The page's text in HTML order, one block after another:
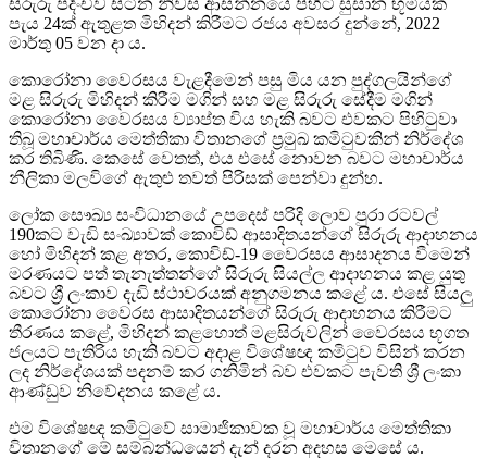
පැය 24ක් ඇතුළත මිහිදන් කිරීමට රජය අවසර දුන්නේ, 2022
මාර්තු 05 වන දා ය.
කොරෝනා වෛරසය වැළදීමෙන් පසු මිය යන පුද්ගලයින්ගේ
මළ සිරුරු මිහිදන් කිරීම මගින් සහ මළ සිරුරු සේදීම මගින්
කොරෝනා වෛරසය ව්‍යාප්ත විය හැකි බවට එවකට පිහිටුවා
තිබූ මහාචාර්ය මෙත්තිකා විතානගේ ප්‍රමුඛ කමිටුවකින් නිර්දේශ
කර තිබිණි. කෙසේ වෙතත්, එය එසේ නොවන බවට මහාචාර්ය
නීලිකා මලවිගේ ඇතුළු තවත් පිරිසක් පෙන්වා දුන්හ.
ලෝක සෞඛ්‍ය සංවිධානයේ උපදෙස් පරිදි ලොව පුරා රටවල්
190කට වැඩි සංඛ්‍යාවක් කොවිඩ් ආසාදිතයන්ගේ සිරුරු ආදාහනය
හෝ මිහිදන් කළ අතර, කොවිඩ්-19 වෛරසය ආසාදනය වීමෙන්
මරණයට පත් තැනැත්තන්ගේ සිරුරු සියල්ල ආදාහනය කළ යුතු
බවට ශ්‍රී ලංකාව දැඩි ස්ථාවරයක් අනුගමනය කළේ ය. එසේ සියලු
කොරෝනා වෛරස ආසාදිතයන්ගේ සිරුරු ආදාහනය කිරීමට
තීරණය කළේ, මිහිදන් කළහොත් මළසිරුවලින් වෛරසය භූගත
ජලයට පැතිරිය හැකි බවට අදාළ විශේෂඥ කමිටුව විසින් කරන
ලද නිර්දේශයක් පදනම් කර ගනිමින් බව එවකට පැවති ශ්‍රී ලංකා
ආණ්ඩුව නිවේදනය කළේ ය.
එම විශේෂඥ කමිටුවේ සාමාජිකාවක වූ මහාචාර්ය මෙත්තිකා
විතානගේ මේ සම්බන්ධයෙන් දැන් දරන අදහස මෙසේ ය.